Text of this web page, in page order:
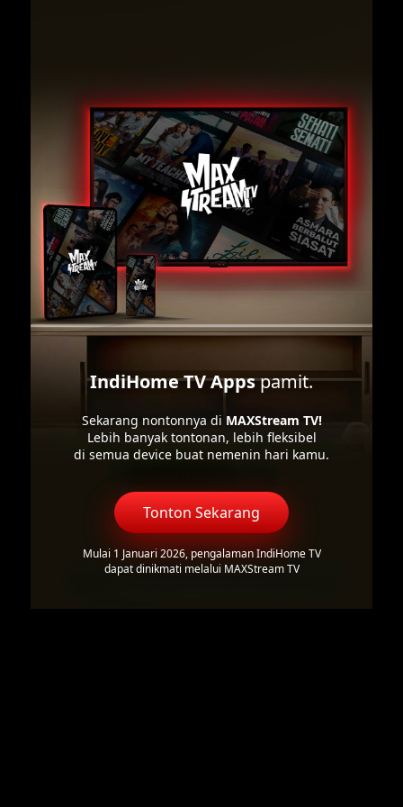
IndiHome TV Appspamit.
Sekarang nontonnya di MAXStream TV!
Lebih banyak tontonan, lebih fleksibel
di semua device buat nemenin hari kamu.
Tonton Sekarang
Mulai 1 Januari 2026, pengalaman IndiHome TV
dapat dinikmati melalui MAXStream TV